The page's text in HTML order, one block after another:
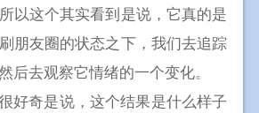
以这个其实看到是说，它真的是
朋友圈的状态之下，我们去追踪
后去观察它情绪的一个变化。
好奇是说，这个结果是什么样子